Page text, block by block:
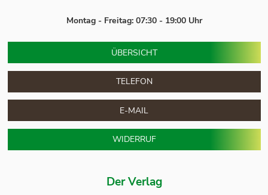
Der Verlag
Montag - Freitag: 07:30 - 19:00 Uhr
ÜBERSICHT
TELEFON
E-MAIL
WIDERRUF